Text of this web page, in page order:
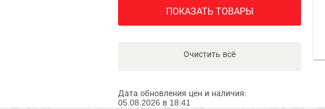
ПОКАЗАТЬ ТОВАРЫ
Очистить всё
Дата обновления цен и наличия:
05.08.2026 в 18:41